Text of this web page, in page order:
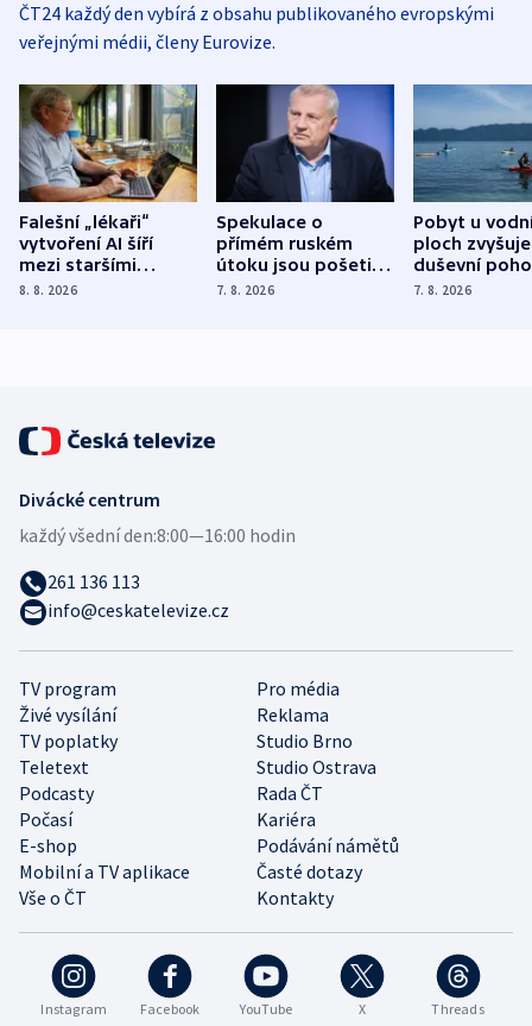
ČT24 každý den vybírá z obsahu publikovaného evropskými
veřejnými médii, členy Eurovize.
Falešní „lékaři“
vytvoření AI šíří
mezi staršími
Poláky nebezpečné
8. 8. 2026
Spekulace o
přímém ruském
útoku jsou pošetilé,
míní estonský
7. 8. 2026
Pobyt u
ploch zvyšuje
duševní
ukázala
7. 8. 2026
Instagram Facebook YouTube X Threads
TV program
Pro média
Živé vysílání
Reklama
TV poplatky
Studio Brno
Teletext
Studio Ostrava
Podcasty
Rada ČT
Počasí
Kariéra
E-shop
Podávání námětů
Mobilní a TV aplikace
Časté dotazy
Vše o ČT
Kontakty
Divácké centrum
každý všední den:8:00—16:00 hodin
261 136 113
info@ceskatelevize.cz